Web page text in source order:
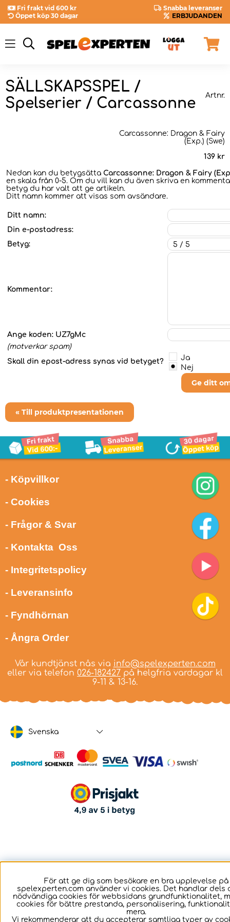
Fri frakt vid 600 kr
Snabba leveranser
Öppet köp 30 dagar
ERBJUDANDEN
SÄLLSKAPSSPEL /
Spelserier / Carcassonne
Artnr.
Carcassonne: Dragon & Fairy
(Exp.) (Swe)
139 kr
Nedan kan du betygsätta Carcassonne: Dragon & Fairy
en skala från 0-5. Om du vill kan du även skriva en
betyg du har valt att ge artikeln.
Ditt namn kommer att visas som avsändare.
Ditt namn:
Din e-postadress:
Betyg:
Kommentar:
Ange koden: UZ7gMc
(motverkar spam)
Skall din epost-adress synas vid betyget?
Ja
Nej
Ge ditt
« Till produktpresentationen
- Köpvillkor
- Cookies
- Frågor & Svar
- Kontakta Oss
- Integritetspolicy
- Leveransinfo
- Fyndhörnan
- Ångra Order
Vår kundtjänst nås via info@spelexperten.com
eller via telefon 026-182427 på helgfria vardagar kl
9-11 & 13-16.
Svenska
För att ge dig som besökare en bra upplevelse på
spelexperten.com använder vi cookies. Det handlar dels
nödvändiga cookies för webbsidans grundfunktionalitet,
cookies för bättre prestanda, personalisering,
mera.
Vi rekommenderar att du accepterar samtliga typer av